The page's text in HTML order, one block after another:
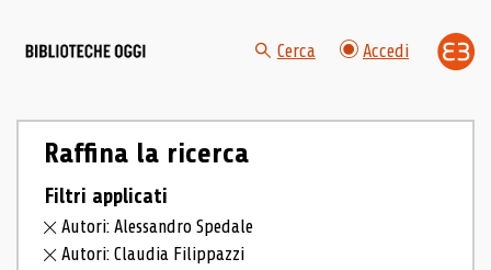
Cerca Accedi
Raffina la ricerca
Filtri applicati
Autori: Alessandro Spedale
Autori: Claudia Filippazzi